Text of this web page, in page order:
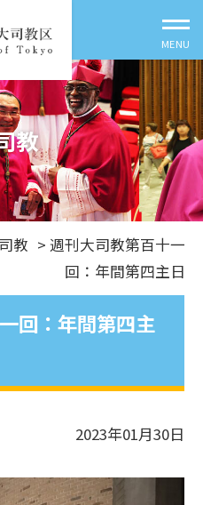
教
教 > 週刊大司教第百十一
回：年間第四主日
回：年間第四主
2023年01月30日